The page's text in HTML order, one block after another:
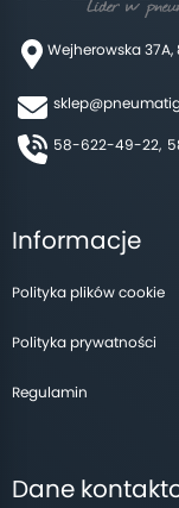
Wejherowska
58-622-49-22,
Informacje
Polityka plików cookie
Polityka prywatności
Regulamin
Dane